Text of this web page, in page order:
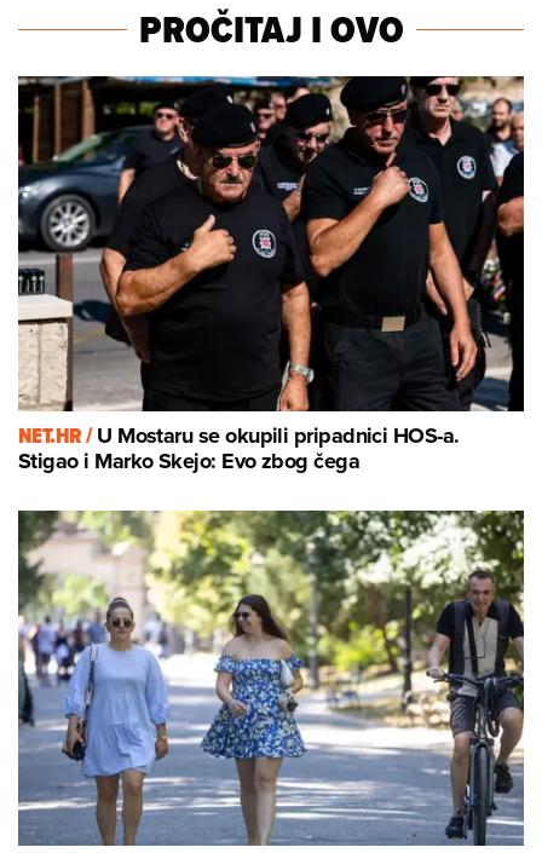
PROČITAJ I OVO
NET.HR /U Mostaru se okupili pripadnici HOS-a.
Stigao i Marko Skejo: Evo zbog čega